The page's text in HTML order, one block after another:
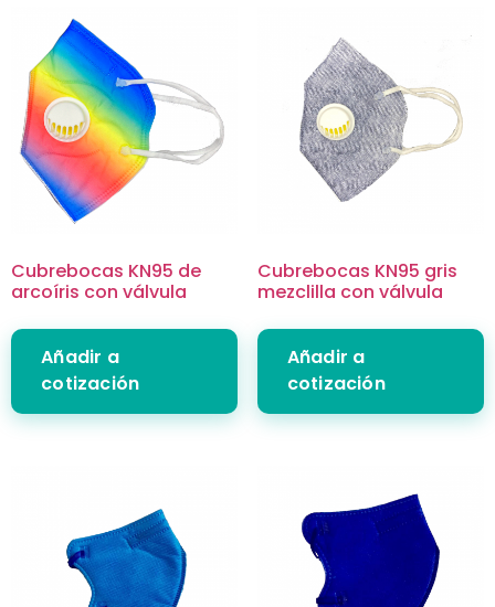
Cubrebocas KN95 de
arcoíris con válvula
Añadir a
cotización
Cubrebocas KN95 gris
mezclilla con válvula
Añadir a
cotización